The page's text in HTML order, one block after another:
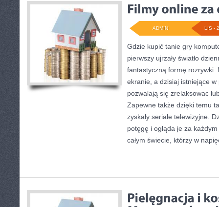
LIS -
ADMIN
Gdzie kupić tanie gry
pierwszy ujrzały światło
fantastyczną formę rozrywki.
ekranie, a dzisiaj istniejące
pozwalają się zrelaksowac
Zapewne także dzięki temu
zyskały seriale telewizyjne.
potęgę i ogląda je za
całym świecie, którzy w